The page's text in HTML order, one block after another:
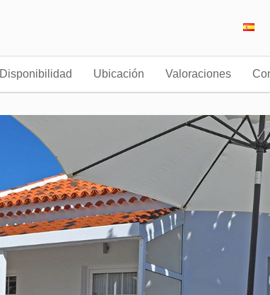
Disponibilidad Ubicación Valoraciones